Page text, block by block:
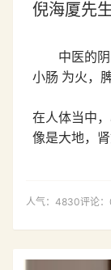
倪海厦先
中医的
小肠 为火，
在人体当中
像是大地，
人气：4830评论